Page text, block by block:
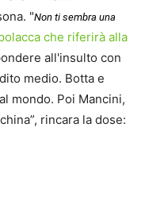
"Non ti sembra una
che riferirà alla
all'insulto con
medio. Botta e
mondo. Poi Mancini,
rincara la dose: